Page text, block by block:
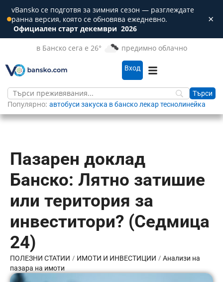
vBansko се подготвя за зимния сезон — разглеждате
ранна версия, която се обновява ежедневно.
Официален старт декември 2026
×
в Банско сега е 26° предимно облачно
Вход
Популярно: автобуси закуска в бансколекартеснолинейка
Пазарен доклад
Банско: Лятно затишие
или територия за
инвеститори? (Седмица
24)
ПОЛЕЗНИ СТАТИИ / ИМОТИ И ИНВЕСТИЦИИ / Анализи на
пазара на имоти